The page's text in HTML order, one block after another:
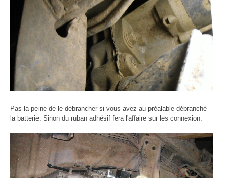
Pas la peine de le débrancher si vous avez au préalable débranché
la batterie. Sinon du ruban adhésif fera l'affaire sur les connexion.